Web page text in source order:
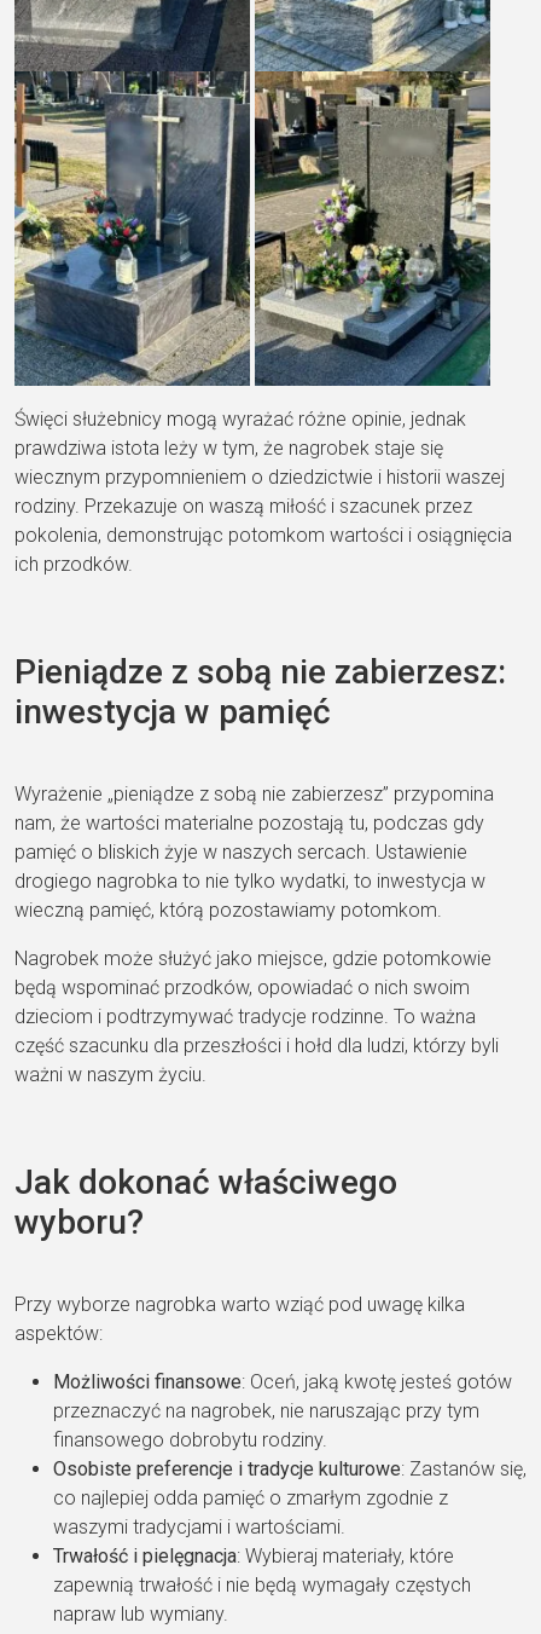
Święci służebnicy mogą wyrażać różne opinie, jednak
prawdziwa istota leży w tym, że nagrobek staje się
wiecznym przypomnieniem o dziedzictwie i historii waszej
rodziny. Przekazuje on waszą miłość i szacunek przez
pokolenia, demonstrując potomkom wartości i osiągnięcia
ich przodków.
Pieniądze z sobą nie zabierzesz:
inwestycja w pamięć
Wyrażenie „pieniądze z sobą nie zabierzesz” przypomina
nam, że wartości materialne pozostają tu, podczas gdy
pamięć o bliskich żyje w naszych sercach. Ustawienie
drogiego nagrobka to nie tylko wydatki, to inwestycja w
wieczną pamięć, którą pozostawiamy potomkom.
Nagrobek może służyć jako miejsce, gdzie potomkowie
będą wspominać przodków, opowiadać o nich swoim
dzieciom i podtrzymywać tradycje rodzinne. To ważna
część szacunku dla przeszłości i hołd dla ludzi, którzy byli
ważni w naszym życiu.
Jak dokonać właściwego
wyboru?
Przy wyborze nagrobka warto wziąć pod uwagę kilka
aspektów:
Możliwości finansowe: Oceń, jaką kwotę jesteś gotów
przeznaczyć na nagrobek, nie naruszając przy tym
finansowego dobrobytu rodziny.
Osobiste preferencje i tradycje kulturowe: Zastanów się,
co najlepiej odda pamięć o zmarłym zgodnie z
waszymi tradycjami i wartościami.
Trwałość i pielęgnacja: Wybieraj materiały, które
zapewnią trwałość i nie będą wymagały częstych
napraw lub wymiany.